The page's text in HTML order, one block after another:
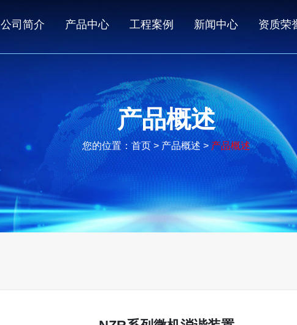
公司简介 产品中心 工程案例 新闻中心 资质荣
产品概述
您的位置： 首页> 产品概述 >产品概述